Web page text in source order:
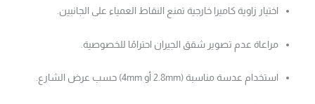
اختيار زاوية كاميرا خارجية تمنع النقاط العمياء على الجانبين.
مراعاة عدم تصوير شقق الجيران احترامًا للخصوصية.
استخدام عدسة مناسبة (2.8mm أو 4mm) حسب عرض الشارع.